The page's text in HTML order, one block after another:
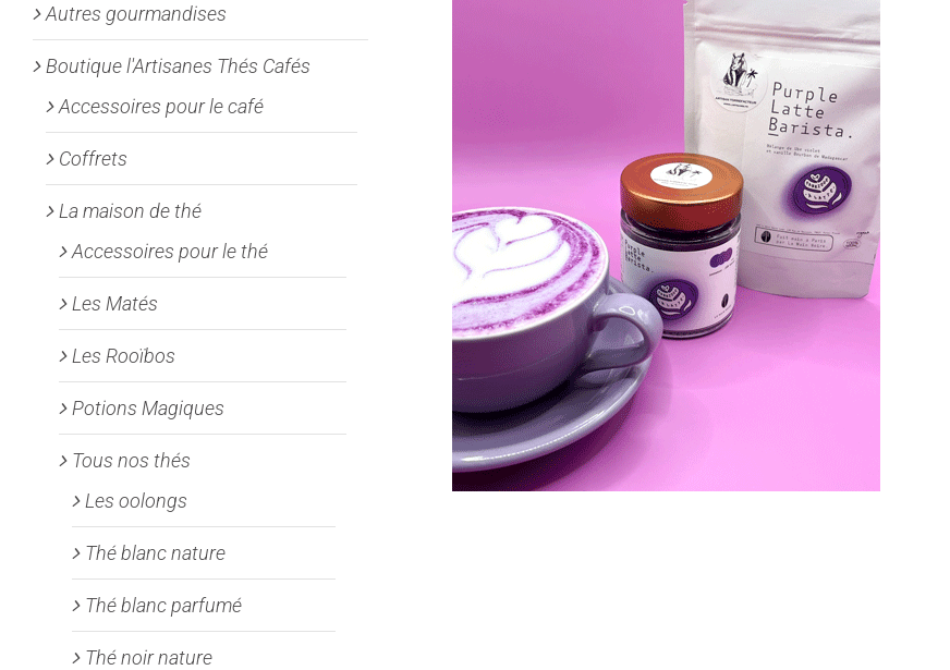
Autres gourmandises
Boutique l'Artisanes Thés Cafés
Accessoires pour le café
Coffrets
La maison de thé
Accessoires pour le thé
Les Matés
Les Rooïbos
Potions Magiques
Tous nos thés
Les oolongs
Thé blanc nature
Thé blanc parfumé
Thé noir nature